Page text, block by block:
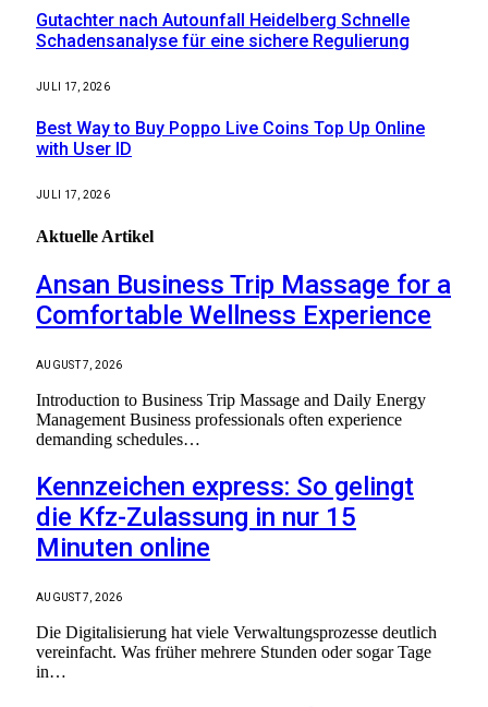
Gutachter nach Autounfall Heidelberg Schnelle
Schadensanalyse für eine sichere Regulierung
JULI 17, 2026
Best Way to Buy Poppo Live Coins Top Up Online
with User ID
JULI 17, 2026
Aktuelle Artikel
Ansan Business Trip Massage for a
Comfortable Wellness Experience
AUGUST 7, 2026
Introduction to Business Trip Massage and Daily Energy
Management Business professionals often experience
demanding schedules…
Kennzeichen express: So gelingt
die Kfz-Zulassung in nur 15
Minuten online
AUGUST 7, 2026
Die Digitalisierung hat viele Verwaltungsprozesse deutlich
vereinfacht. Was früher mehrere Stunden oder sogar Tage
in…